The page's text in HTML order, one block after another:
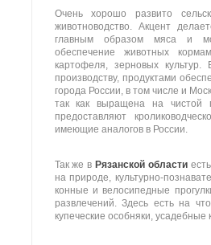
Очень хорошо развито
животноводство. Акцент
главным образом мяса и
обеспечение животных
картофеля, зерновых
производству, продуктами
города России, в том числе и
так как выращена на чистой
предоставляют
имеющие аналогов в России.
Так же в Рязанской области
на природе, культурно-
конные и велосипедные
развлечений. Здесь есть на
купеческие особняки, усадебные